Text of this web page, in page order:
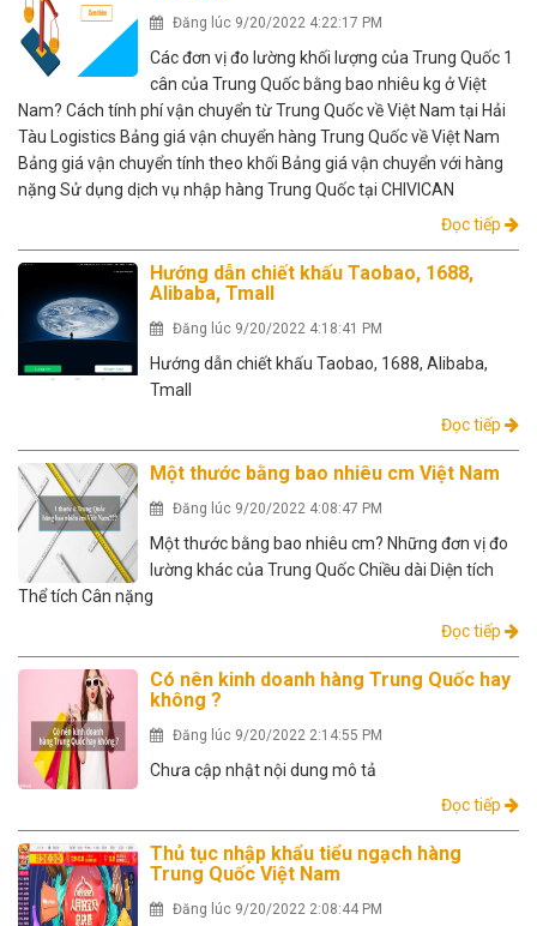
Đăng lúc 9/20/2022 4:22:17 PM
Các đơn vị đo lường khối lượng của Trung Quốc 1
cân của Trung Quốc bằng bao nhiêu kg ở Việt
Nam? Cách tính phí vận chuyển từ Trung Quốc về Việt Nam tại Hải
Tàu Logistics Bảng giá vận chuyển hàng Trung Quốc về Việt Nam
Bảng giá vận chuyển tính theo khối Bảng giá vận chuyển với hàng
nặng Sử dụng dịch vụ nhập hàng Trung Quốc tại CHIVICAN
Đọc tiếp
Hướng dẫn chiết khấu Taobao, 1688,
Alibaba, Tmall
Đăng lúc 9/20/2022 4:18:41 PM
Hướng dẫn chiết khấu Taobao, 1688, Alibaba,
Tmall
Đọc tiếp
Một thước bằng bao nhiêu cm Việt Nam
Đăng lúc 9/20/2022 4:08:47 PM
Một thước bằng bao nhiêu cm? Những đơn vị đo
lường khác của Trung Quốc Chiều dài Diện tích
Thể tích Cân nặng
Đọc tiếp
Có nên kinh doanh hàng Trung Quốc hay
không ?
Đăng lúc 9/20/2022 2:14:55 PM
Chưa cập nhật nội dung mô tả
Đọc tiếp
Thủ tục nhập khẩu tiểu ngạch hàng
Trung Quốc Việt Nam
Đăng lúc 9/20/2022 2:08:44 PM